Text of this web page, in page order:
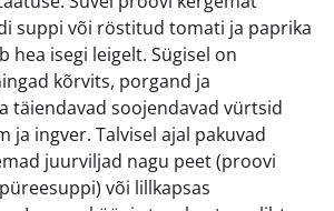
suppi või röstitud tomati ja paprika
hea isegi leigelt. Sügisel on
kõrvits, porgand ja
täiendavad soojendavad vürtsid
ja ingver. Talvisel ajal pakuvad
juurviljad nagu peet (proovi
või lillkapsas